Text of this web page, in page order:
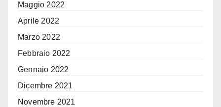
Maggio 2022
Aprile 2022
Marzo 2022
Febbraio 2022
Gennaio 2022
Dicembre 2021
Novembre 2021